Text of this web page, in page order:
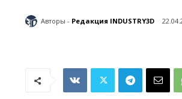
Авторы - Редакция INDUSTRY3D